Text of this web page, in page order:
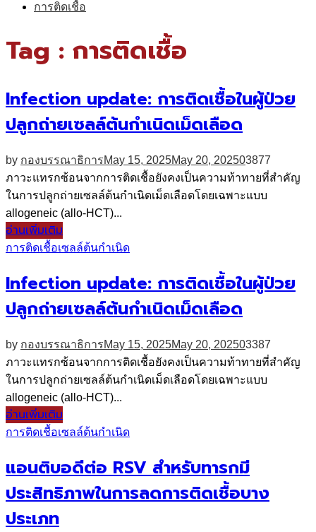
การติดเชื้อ
Tag : การติดเชื้อ
Infection update: การติดเชื้อในผู้ป่วย
ปลูกถ่ายเซลล์ต้นกำเนิดเม็ดเลือด
by กองบรรณาธิการMay 15, 2025May 20, 202503877
ภาวะแทรกซ้อนจากการติดเชื้อยังคงเป็นความท้าทายที่สำคัญ
ในการปลูกถ่ายเซลล์ต้นกำเนิดเม็ดเลือดโดยเฉพาะแบบ
allogeneic (allo-HCT)...
อ่านเพิ่มเติม
การติดเชื้อเซลล์ต้นกำเนิด
Infection update: การติดเชื้อในผู้ป่วย
ปลูกถ่ายเซลล์ต้นกำเนิดเม็ดเลือด
by กองบรรณาธิการMay 15, 2025May 20, 202503387
ภาวะแทรกซ้อนจากการติดเชื้อยังคงเป็นความท้าทายที่สำคัญ
ในการปลูกถ่ายเซลล์ต้นกำเนิดเม็ดเลือดโดยเฉพาะแบบ
allogeneic (allo-HCT)...
อ่านเพิ่มเติม
การติดเชื้อเซลล์ต้นกำเนิด
แอนติบอดีต่อ RSV สำหรับทารกมี
ประสิทธิภาพในการลดการติดเชื้อบาง
ประเภท